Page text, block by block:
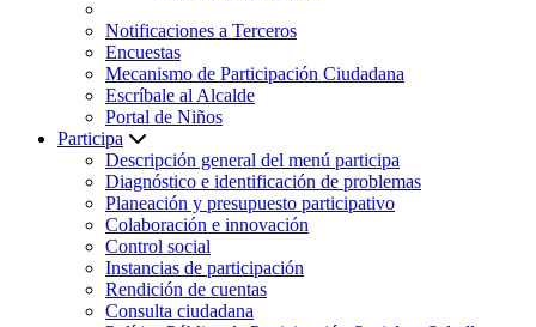
Notificaciones a Terceros
Encuestas
Mecanismo de Participación Ciudadana
Escríbale al Alcalde
Portal de Niños
Participa
Descripción general del menú participa
Diagnóstico e identificación de problemas
Planeación y presupuesto participativo
Colaboración e innovación
Control social
Instancias de participación
Rendición de cuentas
Consulta ciudadana